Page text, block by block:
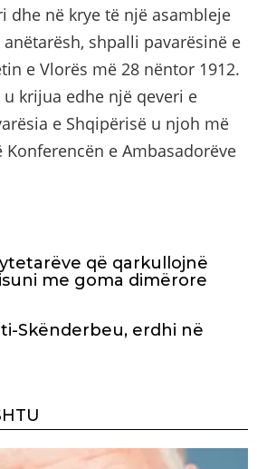
dhe në krye të një asambleje
shpalli pavarësinë e
e Vlorës më 28 nëntor 1912.
krijua edhe një qeveri e
e Shqipërisë u njoh më
Konferencën e Ambasadorëve
që qarkullojnë
me goma dimërore
Skënderbeu, erdhi në